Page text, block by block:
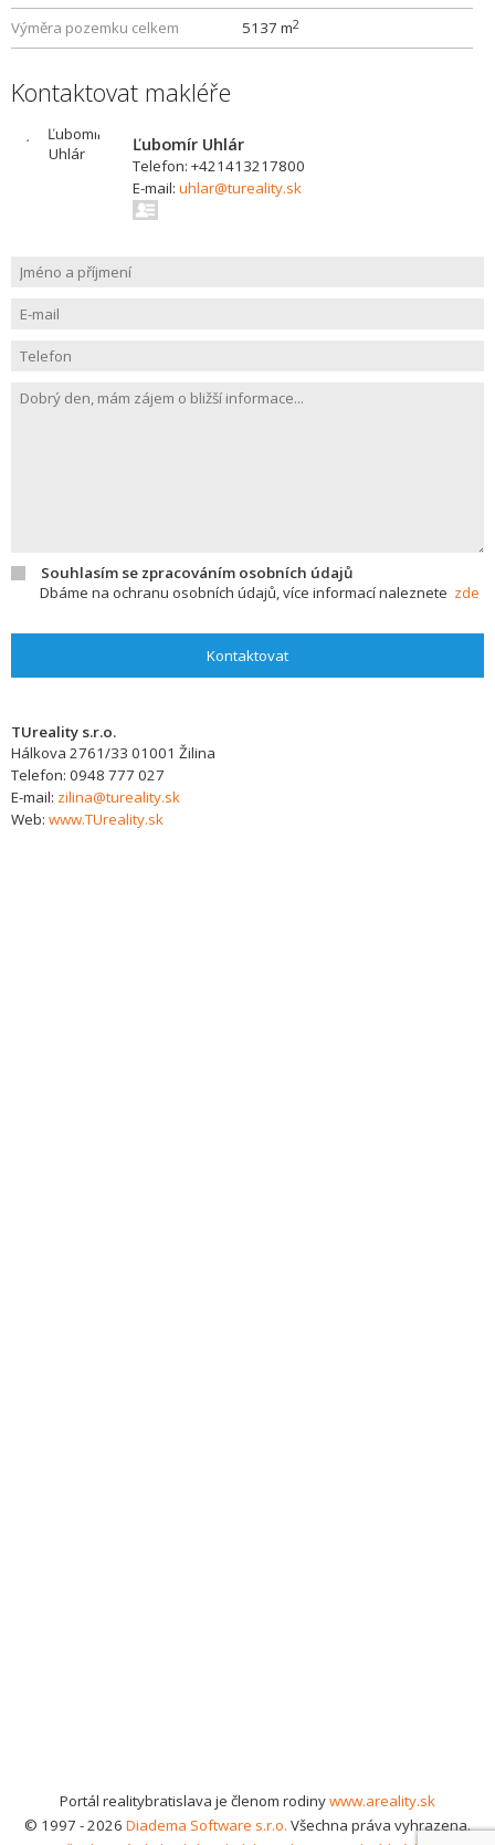
Výměra pozemku celkem
5137 m2
Kontaktovat makléře
Ľubomír Uhlár
Telefon: +421413217800
E-mail: uhlar@tureality.sk
Souhlasím se zpracováním osobních údajů
Dbáme na ochranu osobních údajů, více informací naleznete zde
Kontaktovat
TUreality s.r.o.
Hálkova 2761/33 01001 Žilina
Telefon: 0948 777 027
E-mail: zilina@tureality.sk
Web: www.TUreality.sk
Portál realitybratislava je členom rodinywww.areality.sk
© 1997 - 2026 Diadema Software s.r.o. Všechna práva vyhrazena.